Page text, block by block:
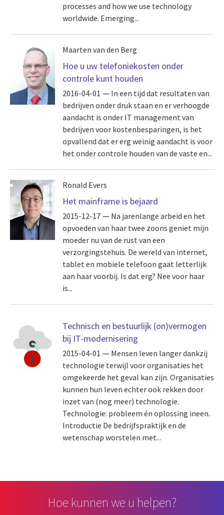
processes and how we use technology
worldwide. Emerging...
Maarten van den Berg
Hoe u uw telefoniekosten onder
controle kunt houden
2016-04-01
In een tijd dat resultaten van
bedrijven onder druk staan en er verhoogde
aandacht is onder IT management van
bedrijven voor kostenbesparingen, is het
opvallend dat er erg weinig aandacht is voor
het onder controle houden van de vaste en...
Ronald Evers
Het mainframe is bejaard
2015-12-17
Na jarenlange arbeid en het
opvoeden van haar twee zoons geniet mijn
moeder nu van de rust van een
verzorgingstehuis. De wereld van internet,
tablet en mobiele telefoon gaat letterlijk
aan haar voorbij. Is dat erg? Nee voor haar
is...
Technisch en bestuurlijk (on)vermogen
bij IT-modernisering
2015-04-01
Mensen leven langer dankzij
technologie terwijl voor organisaties het
omgekeerde het geval kan zijn. Organisaties
kunnen hun leven echter ook rekken door
inzet van (nog meer) technologie.
Technologie: probleem én oplossing ineen.
Introductie De bedrijfspraktijk en de
wetenschap worstelen met...
Hoe kunnen we u helpen?